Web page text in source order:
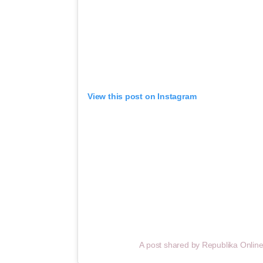
View this post on Instagram
A post shared by Republika